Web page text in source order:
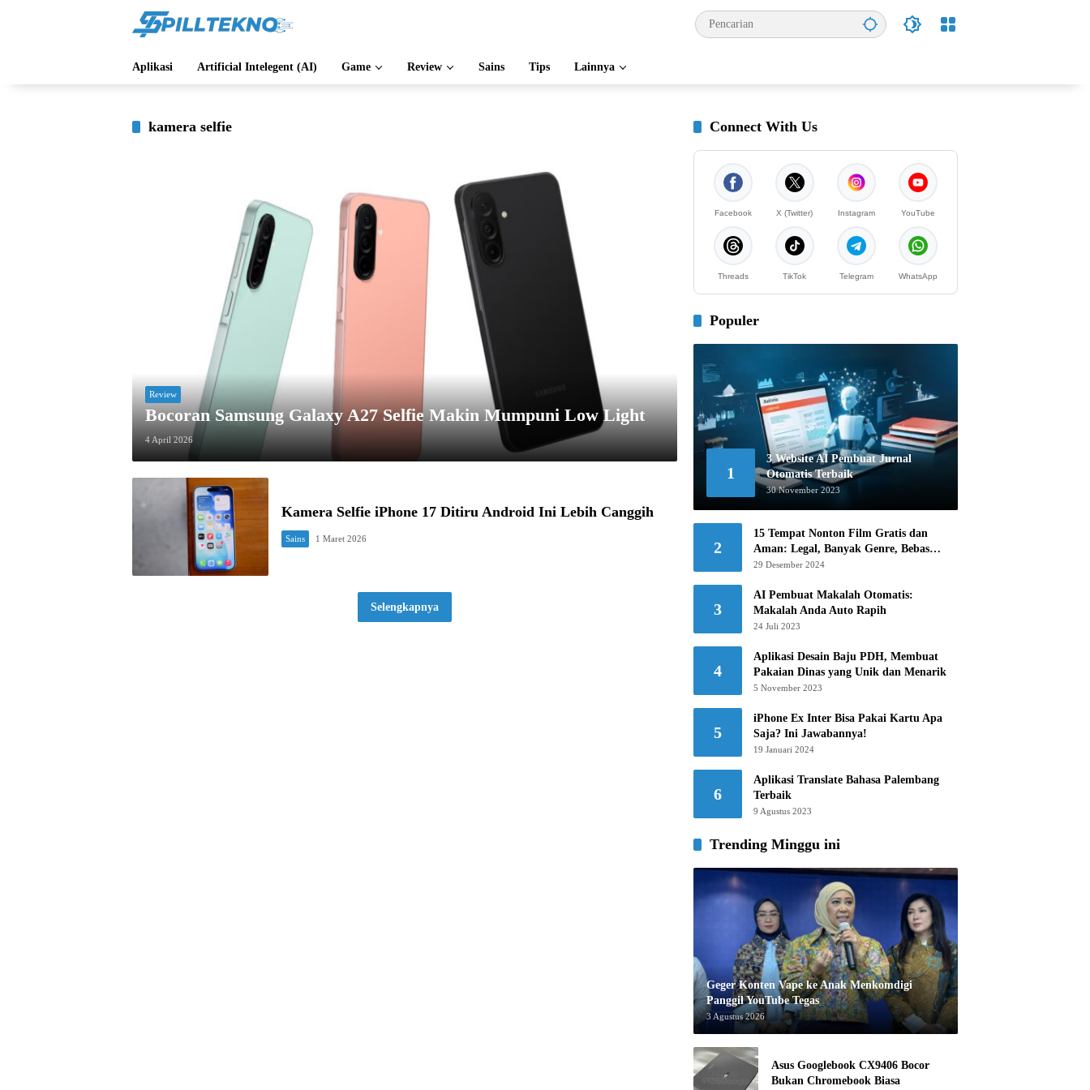
Aplikasi Artificial Intelegent (AI) Game Review Sains Tips Lainnya
kamera selfie
Review
Bocoran Samsung Galaxy A27 Selfie Makin Mumpuni Low Light
4 April 2026
Kamera Selfie iPhone 17 Ditiru Android Ini Lebih Canggih
Sains 1 Maret 2026
Selengkapnya
Connect With Us
Facebook X (Twitter) Instagram YouTube
Threads TikTok Telegram WhatsApp
Populer
1
3 Website AI Pembuat Jurnal
Otomatis Terbaik
30 November 2023
2
15 Tempat Nonton Film Gratis dan
Aman: Legal, Banyak Genre, Bebas
Khawatir!
29 Desember 2024
3
AI Pembuat Makalah Otomatis:
Makalah Anda Auto Rapih
24 Juli 2023
4
Aplikasi Desain Baju PDH, Membuat
Pakaian Dinas yang Unik dan Menarik
5 November 2023
5
iPhone Ex Inter Bisa Pakai Kartu Apa
Saja? Ini Jawabannya!
19 Januari 2024
6
Aplikasi Translate Bahasa Palembang
Terbaik
9 Agustus 2023
Trending Minggu ini
Geger Konten Vape ke Anak Menkomdigi
Panggil YouTube Tegas
3 Agustus 2026
Asus Googlebook CX9406 Bocor
Bukan Chromebook Biasa